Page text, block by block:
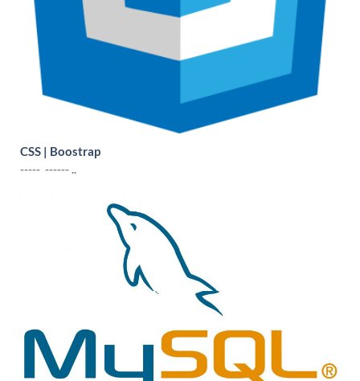
CSS | Boostrap
----- ------ ..